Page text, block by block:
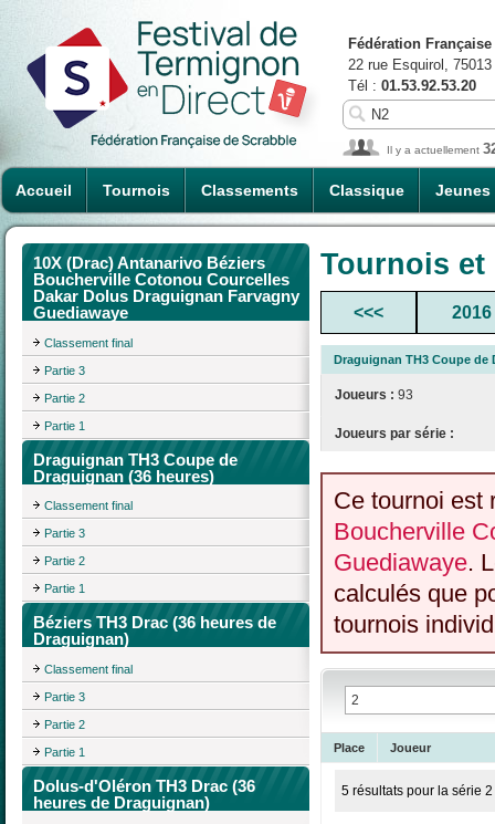
Accueil Tournois Classements Classique Jeunes
Fédération
22 rue Esquirol,
Tél : 01.53.92.53.20
Il y a actuellement
10X (Drac) Antanarivo Béziers
Boucherville Cotonou Courcelles
Dakar Dolus Draguignan Farvagny
Guediawaye
Classement final
Partie 3
Partie 2
Partie 1
Draguignan TH3 Coupe de
Draguignan (36 heures)
Classement final
Partie 3
Partie 2
Partie 1
Béziers TH3 Drac (36 heures de
Draguignan)
Classement final
Partie 3
Partie 2
Partie 1
Dolus-d'Oléron TH3 Drac (36
heures de Draguignan)
Tournois
<<< 2016
Draguignan TH3 Coupe de
Joueurs : 93
Joueurs par série :
Ce tournoi est
Boucherville
Guediawaye.
calculés que
tournois
Place Joueur
5 résultats pour la série 2